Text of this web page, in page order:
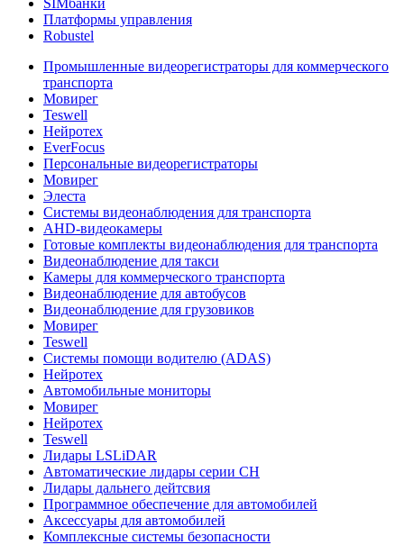
SIMбанки
Платформы управления
Robustel
Промышленные видеорегистраторы для коммерческого
транспорта
Мовирег
Teswell
Нейротех
EverFocus
Персональные видеорегистраторы
Мовирег
Элеста
Системы видеонаблюдения для транспорта
AHD-видеокамеры
Готовые комплекты видеонаблюдения для транспорта
Видеонаблюдение для такси
Камеры для коммерческого транспорта
Видеонаблюдение для автобусов
Видеонаблюдение для грузовиков
Мовирег
Teswell
Системы помощи водителю (ADAS)
Нейротех
Автомобильные мониторы
Мовирег
Нейротех
Teswell
Лидары LSLiDAR
Автоматические лидары серии CH
Лидары дальнего дейтсвия
Программное обеспечение для автомобилей
Аксессуары для автомобилей
Комплексные системы безопасности